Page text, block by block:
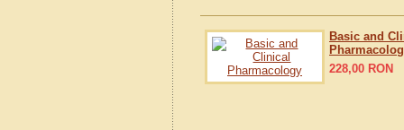
Basic and
228,00 RON